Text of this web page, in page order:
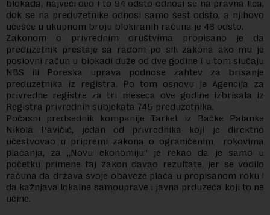
blokada, najveći deo i to 94 odsto odnosi se na pravna lica,
dok se na preduzetnike odnosi samo šest odsto, a njihovo
učešće u ukupnom broju blokiranih računa je 48 odsto.
Zakonom o privrednim društvima propisano je da
preduzetnik prestaje sa radom po sili zakona ako mu je
poslovni račun u blokadi duže od dve godine i u tom slučaju
NBS ili Poreska uprava podnose zahtev za brisanje
preduzetnika iz registra. Po tom osnovu je Agencija za
privredne registre za tri meseca ove godine izbrisala iz
Registra privrednih subjekata 745 preduzetnika.
Počasni predsednik kompanije Tarket iz Bačke Palanke
Nikola Pavičić, jedan od privrednika koji je direktno
učestvovao u pripremi zakona o ograničenim rokovima
plaćanja, za „Novu ekonomiju” je rekao da je samo u
početku primene taj zakon davao rezultate, jer se vodilo
računa da država svoje obaveze plaća u propisanom roku i
da kažnjava lokalne samouprave i javna prduzeća koji to ne
učine.